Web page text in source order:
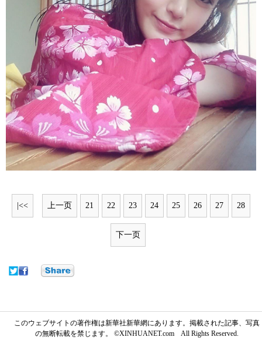
|<< 上一页 21 22 23 24 25 26 27 28
下一页
このウェブサイトの著作権は新華社新華網にあります。掲載された記事、写真
の無断転載を禁じます。 ©XINHUANET.com All Rights Reserved.